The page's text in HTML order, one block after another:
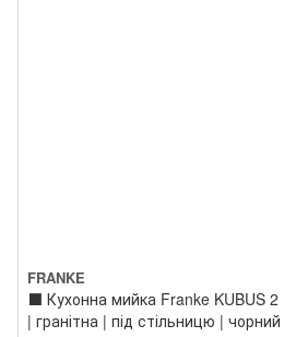
FRANKE
⬛️ Кухонна мийка Franke KUBUS
| гранітна | під стільницю |